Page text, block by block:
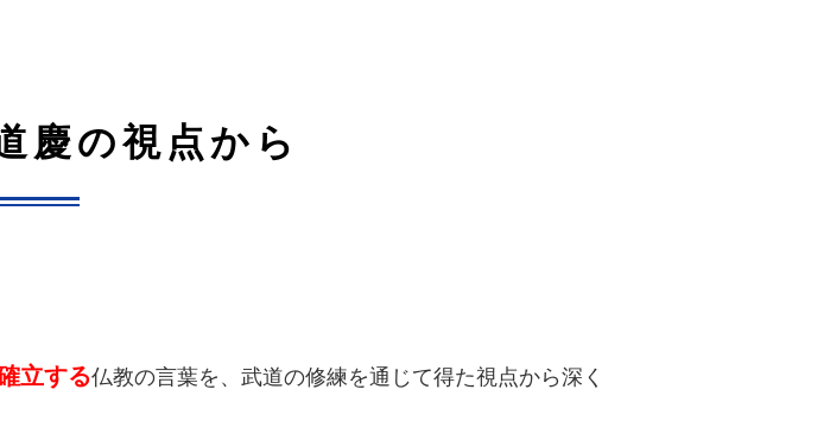
慶の視点から
立する仏教の言葉を、武道の修練を通じて得た視点から深く